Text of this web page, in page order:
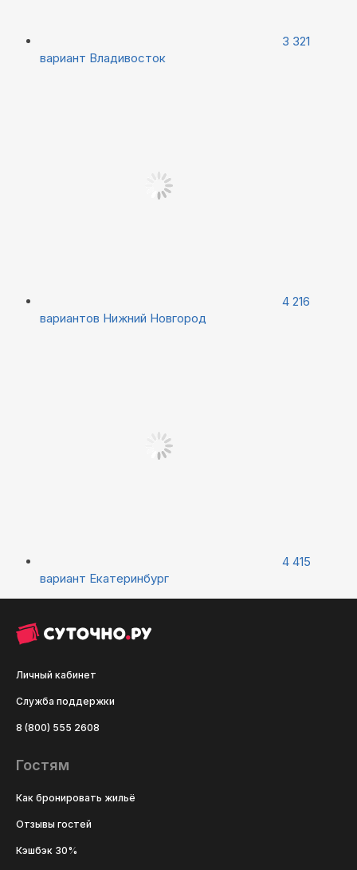
3 321
вариант Владивосток
4 216
вариантов Нижний Новгород
4 415
вариант Екатеринбург
Личный кабинет
Служба поддержки
8 (800) 555 2608
Гостям
Как бронировать жильё
Отзывы гостей
Кэшбэк 30%